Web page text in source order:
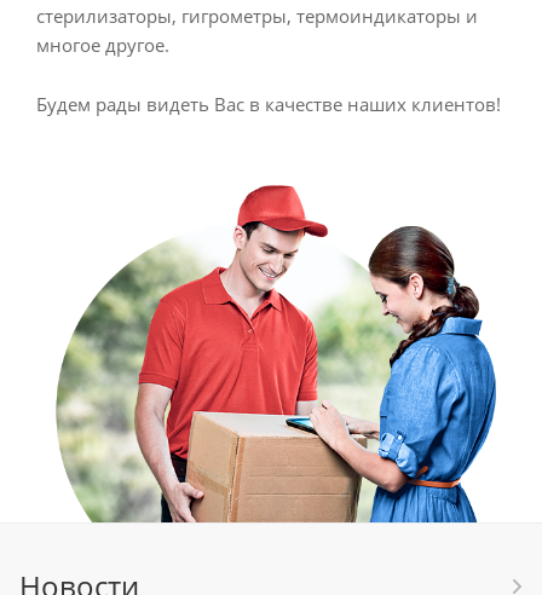
стерилизаторы, гигрометры, термоиндикаторы и
многое другое.
Будем рады видеть Вас в качестве наших клиентов!
Новости